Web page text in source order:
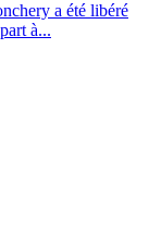
a été libéré
à...